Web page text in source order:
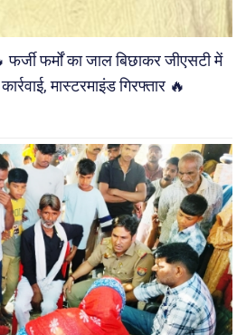
फर्मों का जाल बिछाकर जीएसटी में
मास्टरमाइंड गिरफ्तार 🔥